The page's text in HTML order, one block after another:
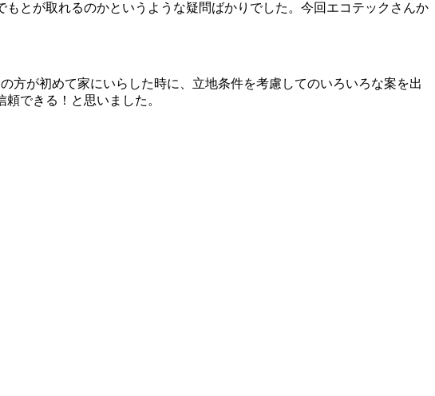
とが取れるのかというような疑問ばかりでした。今回エコテックさんか
方が初めて家にいらした時に、立地条件を考慮してのいろいろな案を出
できる！と思いました。